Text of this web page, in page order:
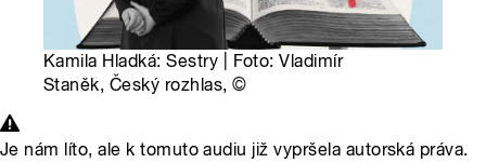
Kamila Hladká: Sestry | Foto: Vladimír
Staněk, Český rozhlas,©
Je nám líto, ale k tomuto audiu již vypršela autorská práva.